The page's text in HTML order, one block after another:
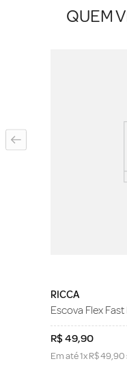
QUEM
RICCA
Escova Flex
R$49,90
Em até1xR$49,90